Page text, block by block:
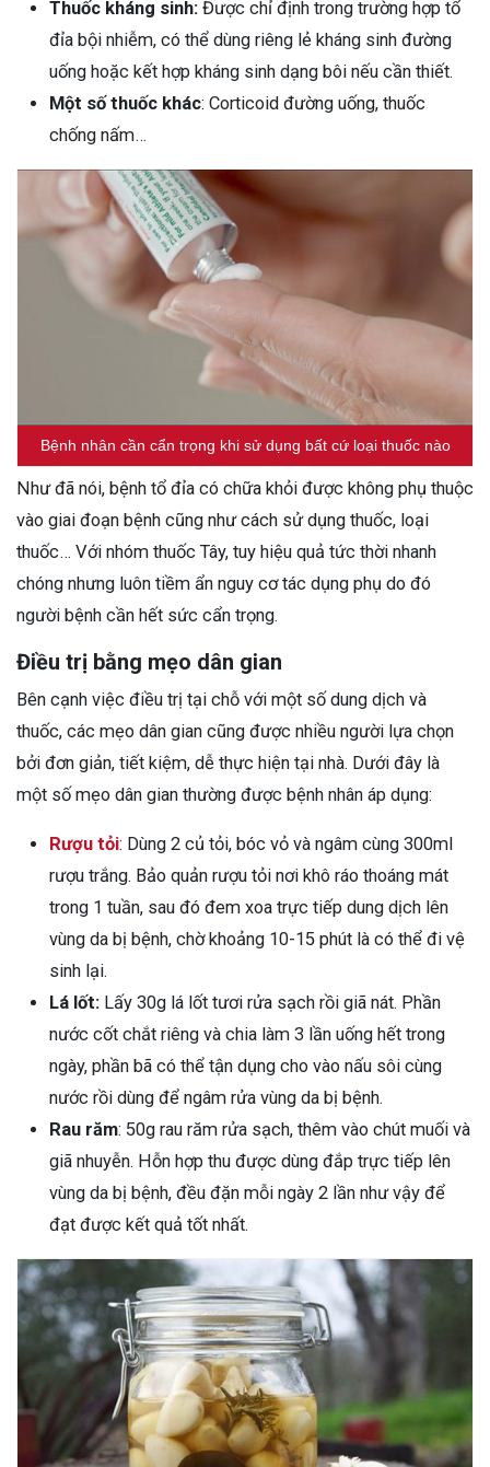
Thuốc kháng sinh: Được chỉ định trong trường hợp tổ
đỉa bội nhiễm, có thể dùng riêng lẻ kháng sinh đường
uống hoặc kết hợp kháng sinh dạng bôi nếu cần thiết.
Một số thuốc khác: Corticoid đường uống, thuốc
chống nấm…
Bệnh nhân cần cẩn trọng khi sử dụng bất cứ loại thuốc nào
Như đã nói, bệnh tổ đỉa có chữa khỏi được không phụ thuộc
vào giai đoạn bệnh cũng như cách sử dụng thuốc, loại
thuốc… Với nhóm thuốc Tây, tuy hiệu quả tức thời nhanh
chóng nhưng luôn tiềm ẩn nguy cơ tác dụng phụ do đó
người bệnh cần hết sức cẩn trọng.
Điều trị bằng mẹo dân gian
Bên cạnh việc điều trị tại chỗ với một số dung dịch và
thuốc, các mẹo dân gian cũng được nhiều người lựa chọn
bởi đơn giản, tiết kiệm, dễ thực hiện tại nhà. Dưới đây là
một số mẹo dân gian thường được bệnh nhân áp dụng:
Rượu tỏi: Dùng 2 củ tỏi, bóc vỏ và ngâm cùng 300ml
rượu trắng. Bảo quản rượu tỏi nơi khô ráo thoáng mát
trong 1 tuần, sau đó đem xoa trực tiếp dung dịch lên
vùng da bị bệnh, chờ khoảng 10-15 phút là có thể đi vệ
sinh lại.
Lá lốt: Lấy 30g lá lốt tươi rửa sạch rồi giã nát. Phần
nước cốt chắt riêng và chia làm 3 lần uống hết trong
ngày, phần bã có thể tận dụng cho vào nấu sôi cùng
nước rồi dùng để ngâm rửa vùng da bị bệnh.
Rau răm: 50g rau răm rửa sạch, thêm vào chút muối và
giã nhuyễn. Hỗn hợp thu được dùng đắp trực tiếp lên
vùng da bị bệnh, đều đặn mỗi ngày 2 lần như vậy để
đạt được kết quả tốt nhất.